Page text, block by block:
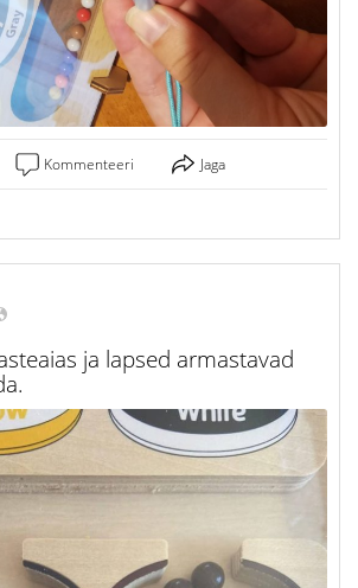
Kommenteeri Jaga
ja lapsed armastavad